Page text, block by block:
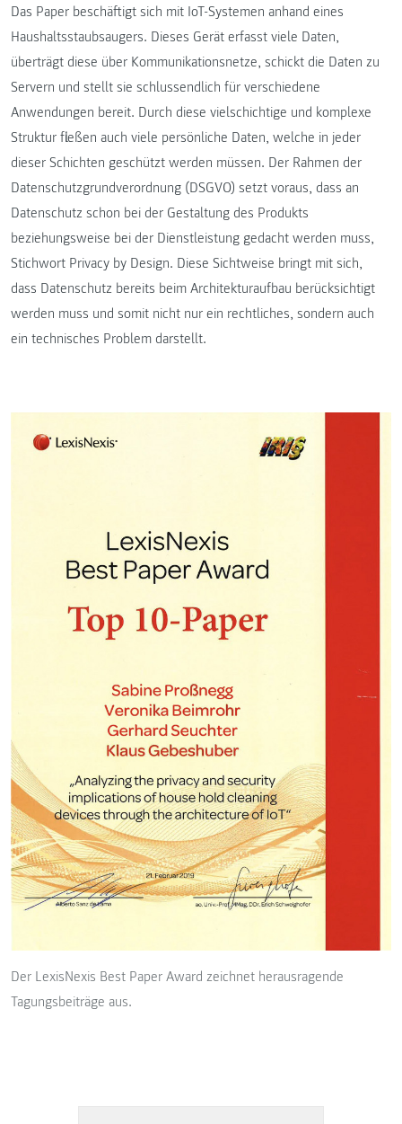
Das Paper beschäftigt sich mit IoT-Systemen anhand eines
Haushaltsstaubsaugers. Dieses Gerät erfasst viele Daten,
überträgt diese über Kommunikationsnetze, schickt die Daten zu
Servern und stellt sie schlussendlich für verschiedene
Anwendungen bereit. Durch diese vielschichtige und komplexe
Struktur fließen auch viele persönliche Daten, welche in jeder
dieser Schichten geschützt werden müssen. Der Rahmen der
Datenschutzgrundverordnung (DSGVO) setzt voraus, dass an
Datenschutz schon bei der Gestaltung des Produkts
beziehungsweise bei der Dienstleistung gedacht werden muss,
Stichwort Privacy by Design. Diese Sichtweise bringt mit sich,
dass Datenschutz bereits beim Architekturaufbau berücksichtigt
werden muss und somit nicht nur ein rechtliches, sondern auch
ein technisches Problem darstellt.
Der LexisNexis Best Paper Award zeichnet herausragende
Tagungsbeiträge aus.